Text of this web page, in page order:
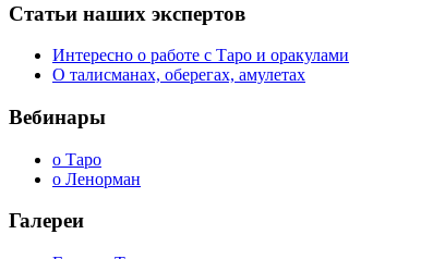
Статьи наших экспертов
Интересно о работе с Таро и оракулами
О талисманах, оберегах, амулетах
Вебинары
о Таро
о Ленорман
Галереи